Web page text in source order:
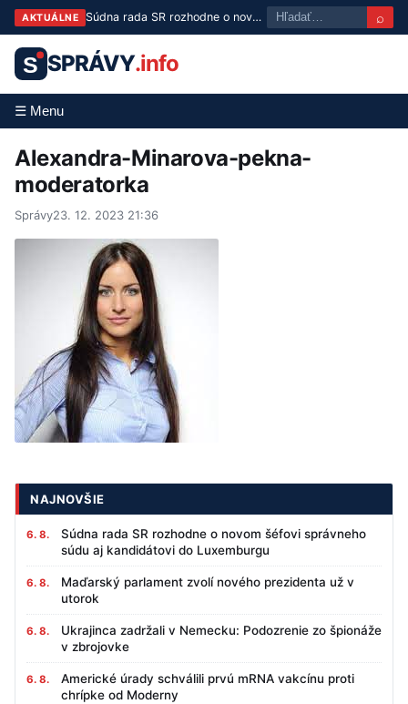
AKTUÁLNE Súdna rada SR rozhodne o novom šéfovi správneho súdu aj kandidátovi do Luxemburgu ⌕
S SPRÁVY.info
☰ Menu
Alexandra-Minarova-pekna-
moderatorka
Správy23. 12. 2023 21:36
NAJNOVŠIE
6. 8.
Súdna rada SR rozhodne o novom šéfovi správneho
súdu aj kandidátovi do Luxemburgu
6. 8.
Maďarský parlament zvolí nového prezidenta už v
utorok
6. 8.
Ukrajinca zadržali v Nemecku: Podozrenie zo špionáže
v zbrojovke
6. 8.
Americké úrady schválili prvú mRNA vakcínu proti
chrípke od Moderny